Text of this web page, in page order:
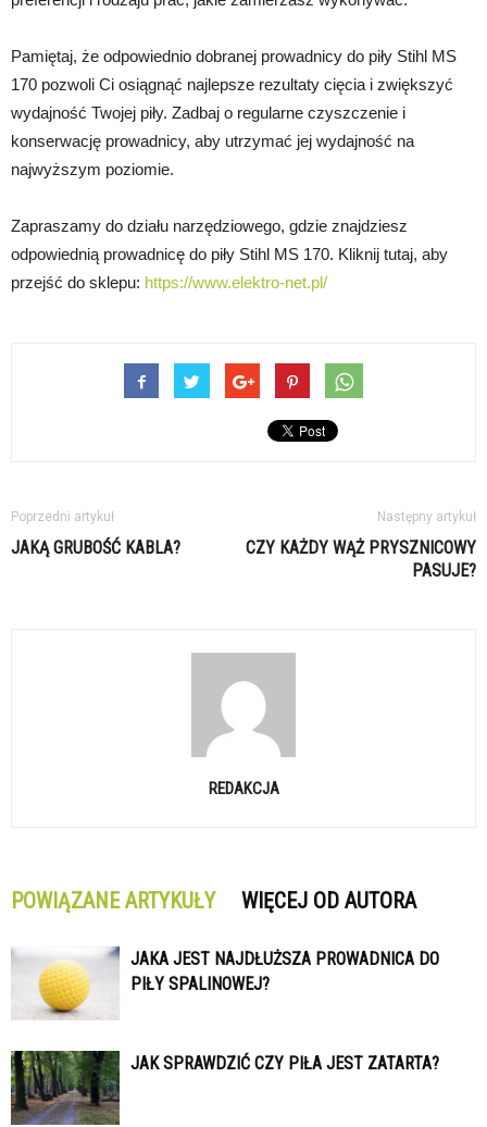
Pamiętaj, że odpowiednio dobranej prowadnicy do piły Stihl MS
170 pozwoli Ci osiągnąć najlepsze rezultaty cięcia i zwiększyć
wydajność Twojej piły. Zadbaj o regularne czyszczenie i
konserwację prowadnicy, aby utrzymać jej wydajność na
najwyższym poziomie.
Zapraszamy do działu narzędziowego, gdzie znajdziesz
odpowiednią prowadnicę do piły Stihl MS 170. Kliknij tutaj, aby
przejść do sklepu: https://www.elektro-net.pl/
Poprzedni artykuł
JAKĄ GRUBOŚĆ KABLA?
Następny artykuł
CZY KAŻDY WĄŻ PRYSZNICOWY
PASUJE?
REDAKCJA
POWIĄZANE ARTYKUŁY WIĘCEJ OD AUTORA
JAKA JEST NAJDŁUŻSZA PROWADNICA DO
PIŁY SPALINOWEJ?
JAK SPRAWDZIĆ CZY PIŁA JEST ZATARTA?